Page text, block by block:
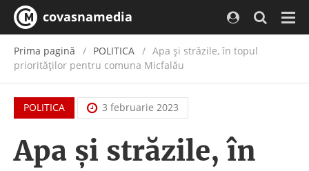
covasnamedia
Prima pagină POLITICA
Apa și străzile, în topul
priorităților pentru comuna Micfalău
POLITICA 3 februarie 2023
Apa și străzile, în